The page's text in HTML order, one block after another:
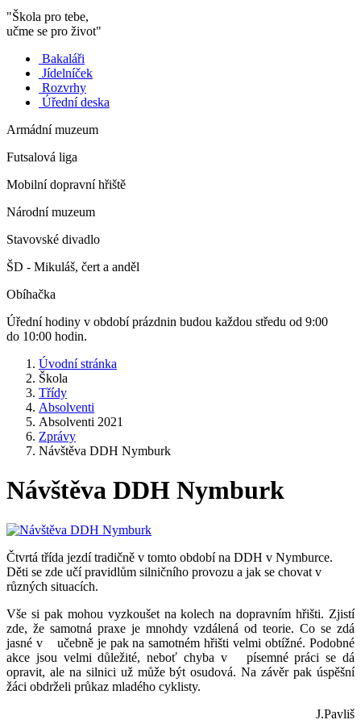
"Škola pro tebe,
učme se pro život"
Bakaláři
Jídelníček
Rozvrhy
Úřední deska
Armádní muzeum
Futsalová liga
Mobilní dopravní hřiště
Národní muzeum
Stavovské divadlo
ŠD - Mikuláš, čert a anděl
Obíhačka
Úřední hodiny v období prázdnin budou každou středu od 9:00
do 10:00 hodin.
Úvodní stránka
Škola
Třídy
Absolventi
Absolventi 2021
Zprávy
Návštěva DDH Nymburk
Návštěva DDH Nymburk
Čtvrtá třída jezdí tradičně v tomto období na DDH v Nymburce.
Děti se zde učí pravidlům silničního provozu a jak se chovat v
různých situacích.
Vše si pak mohou vyzkoušet na kolech na dopravním hřišti. Zjistí
zde, že samotná praxe je mnohdy vzdálená od teorie. Co se zdá
jasné v učebně je pak na samotném hřišti velmi obtížné. Podobné
akce jsou velmi důležité, neboť chyba v písemné práci se dá
opravit, ale na silnici už může být osudová. Na závěr pak úspěšní
žáci obdrželi průkaz mladého cyklisty.
J.Pavliš